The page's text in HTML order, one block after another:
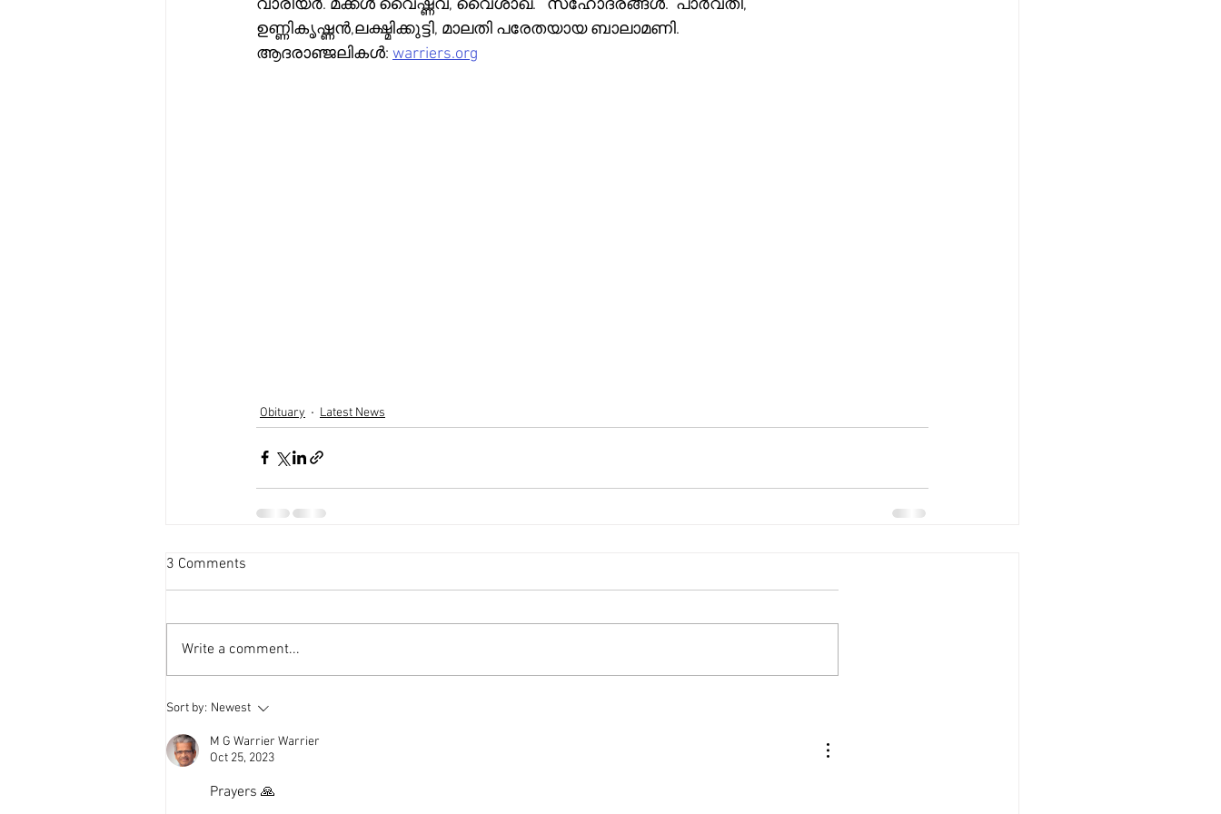
വാരിയർ. മക്കൾ വൈഷ്ണവ്, വൈശാഖ്.   സഹോദരങ്ങൾ.  പാർവതി,
ഉണ്ണികൃഷ്ണൻ,ലക്ഷ്മിക്കുട്ടി, മാലതി പരേതയായ ബാലാമണി.
ആദരാഞ്ജലികൾ: warriers.org
Obituary Latest News
3 Comments
Write a comment...
Sort by: Newest
M G Warrier Warrier
Oct 25, 2023
Prayers 🙏